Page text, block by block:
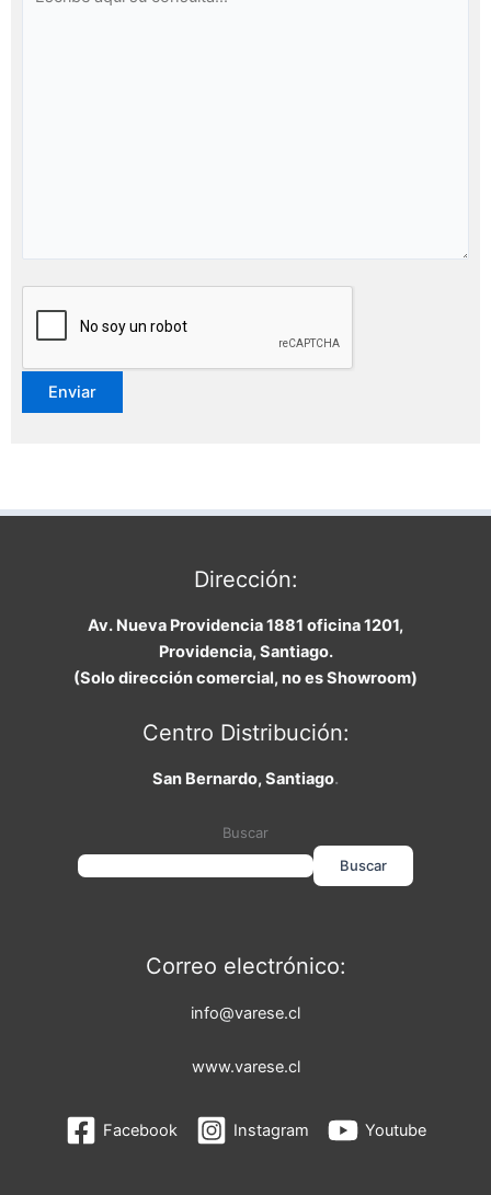
Dirección:
Av. Nueva Providencia 1881 oficina 1201,
Providencia, Santiago.
(Solo dirección comercial, no es Showroom)
Centro Distribución:
San Bernardo, Santiago.
Buscar
Buscar
Correo electrónico:
info@varese.cl
www.varese.cl
Facebook Instagram Youtube